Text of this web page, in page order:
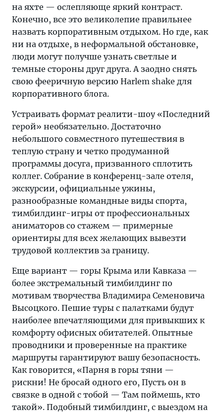
на яхте — ослепляюще яркий контраст.
Конечно, все это великолепие правильнее
назвать корпоративным отдыхом. Но где, как
ни на отдыхе, в неформальной обстановке,
люди могут получше узнать светлые и
темные стороны друг друга. А заодно снять
свою фееричную версию Harlem shake для
корпоративного блога.
Устраивать формат реалити-шоу «Последний
герой» необязательно. Достаточно
небольшого совместного путешествия в
теплую страну и четко продуманной
программы досуга, призванного сплотить
коллег. Собрание в конференц-зале отеля,
экскурсии, официальные ужины,
разнообразные командные виды спорта,
тимбилдинг-игры от профессиональных
аниматоров со стажем — примерные
ориентиры для всех желающих вывезти
трудовой коллектив за границу.
Еще вариант — горы Крыма или Кавказа —
более экстремальный тимбилдинг по
мотивам творчества Владимира Семеновича
Высоцкого. Пешие туры с палатками будут
наиболее впечатляющими для привыкших к
комфорту офисных обитателей. Опытные
проводники и проверенные на практике
маршруты гарантируют вашу безопасность.
Как говорится, «Парня в горы тяни —
рискни! Не бросай одного его, Пусть он в
связке в одной с тобой — Там поймешь, кто
такой». Подобный тимбилдинг, с выездом на